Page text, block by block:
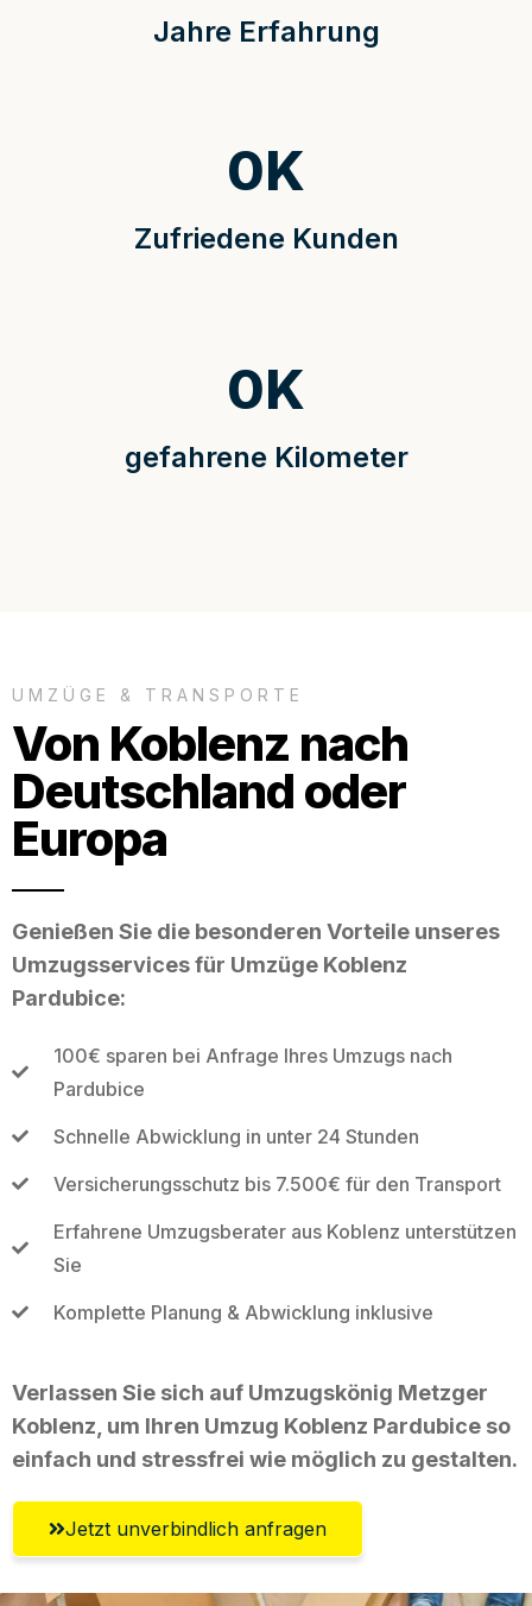
Jahre Erfahrung
Zufriedene Kunden
0K
gefahrene Kilometer
0K
UMZÜGE & TRANSPORTE
Von Koblenz nach
Deutschland oder
Europa
Genießen Sie die besonderen Vorteile unseres
Umzugsservices für Umzüge Koblenz
Pardubice:
100€ sparen bei Anfrage Ihres Umzugs nach
Pardubice
Schnelle Abwicklung in unter 24 Stunden
Versicherungsschutz bis 7.500€ für den Transport
Erfahrene Umzugsberater aus Koblenz unterstützen
Sie
Komplette Planung & Abwicklung inklusive
Verlassen Sie sich auf Umzugskönig Metzger
Koblenz, um Ihren Umzug Koblenz Pardubice so
einfach und stressfrei wie möglich zu gestalten.
Jetzt unverbindlich anfragen